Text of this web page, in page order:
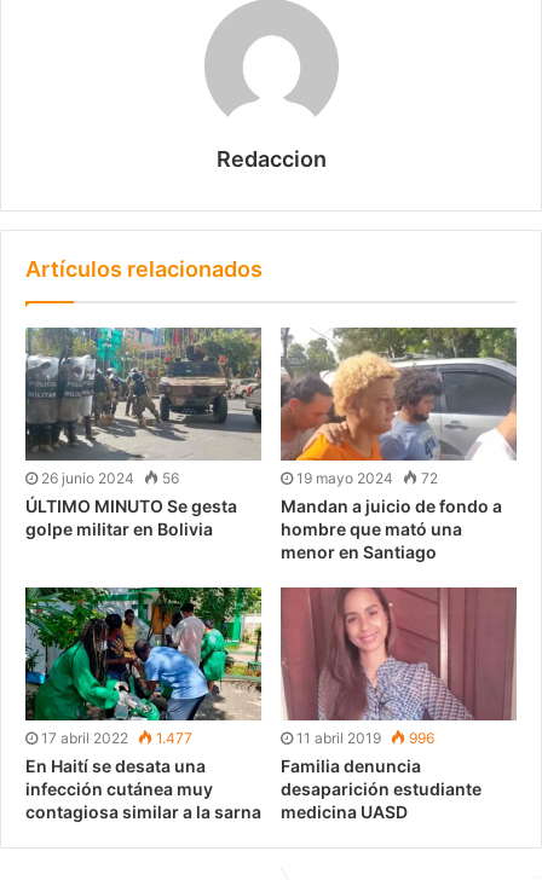
Redaccion
Artículos relacionados
26 junio 2024 56
ÚLTIMO MINUTO Se gesta
golpe militar en Bolivia
19 mayo 2024 72
Mandan a juicio de fondo a
hombre que mató una
menor en Santiago
17 abril 2022 1.477
En Haití se desata una
infección cutánea muy
contagiosa similar a la sarna
11 abril 2019 996
Familia denuncia
desaparición estudiante
medicina UASD